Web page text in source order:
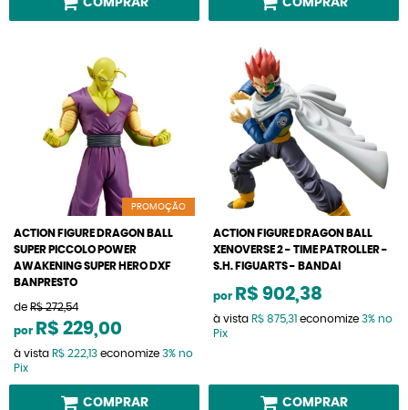
COMPRAR COMPRAR
PROMOÇÃO
ACTION FIGURE DRAGON BALL
SUPER PICCOLO POWER
AWAKENING SUPER HERO DXF
BANPRESTO
de R$ 272,54
por R$ 229,00
à vista R$ 222,13 economize 3% no
Pix
COMPRAR
ACTION FIGURE DRAGON BALL
XENOVERSE 2 - TIME PATROLLER -
S.H. FIGUARTS - BANDAI
por R$ 902,38
à vista R$ 875,31 economize 3% no
Pix
COMPRAR